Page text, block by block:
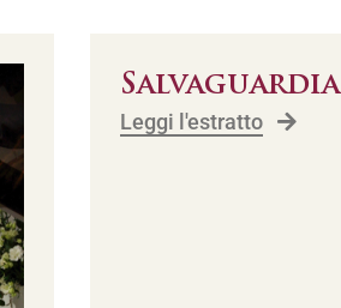
Salvaguardia
Leggi l'estratto